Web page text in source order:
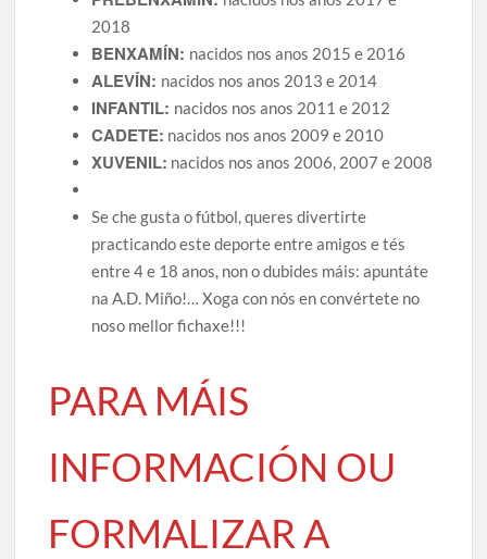
2018
BENXAMÍN: nacidos nos anos 2015 e 2016
ALEVÍN: nacidos nos anos 2013 e 2014
INFANTIL: nacidos nos anos 2011 e 2012
CADETE: nacidos nos anos 2009 e 2010
XUVENIL: nacidos nos anos 2006, 2007 e 2008
Se che gusta o fútbol, queres divertirte
practicando este deporte entre amigos e tés
entre 4 e 18 anos, non o dubides máis: apuntáte
na A.D. Miño!… Xoga con nós en convértete no
noso mellor fichaxe!!!
PARA MÁIS
INFORMACIÓN OU
FORMALIZAR A